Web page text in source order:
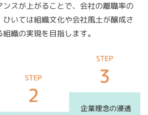
スが上がることで、会社の離職率の
いては組織⽂化や会社⾵⼟が醸成さ
織の実現を⽬指します。